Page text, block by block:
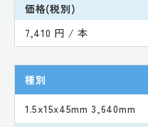
価格(税別)
7,410 円 / 本
種別
1.5x15x45mm 3,640mm